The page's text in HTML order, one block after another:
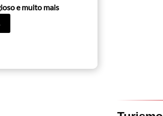
e muito mais